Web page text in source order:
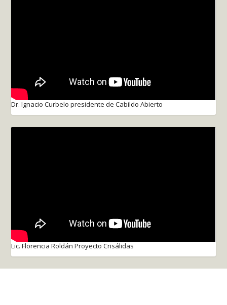
Dr. Ignacio Curbelo presidente de Cabildo Abierto
Lic. Florencia Roldán Proyecto Crisálidas